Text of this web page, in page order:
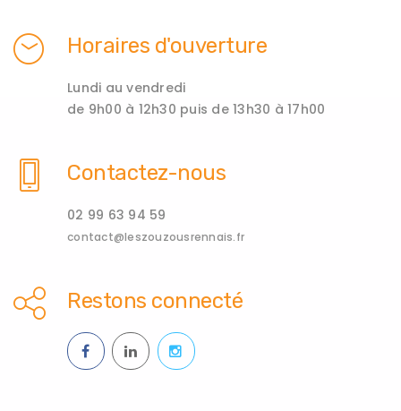
Horaires d'ouverture
Lundi au vendredi
de 9h00 à 12h30 puis de 13h30 à 17h00
Contactez-nous
02 99 63 94 59
contact@leszouzousrennais.fr
Restons connecté